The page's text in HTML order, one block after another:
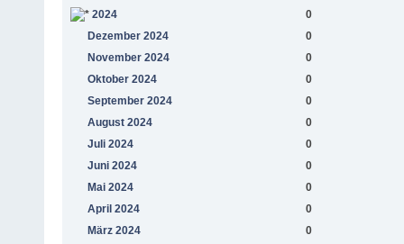
2024
0
Dezember 2024
0
November 2024
0
Oktober 2024
0
September 2024
0
August 2024
0
Juli 2024
0
Juni 2024
0
Mai 2024
0
April 2024
0
März 2024
0